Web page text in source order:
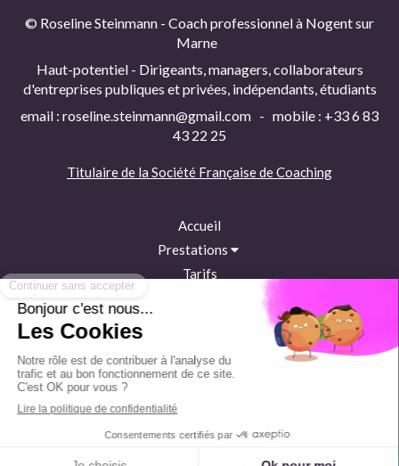
© Roseline Steinmann - Coach professionnel à Nogent sur
Marne
Haut-potentiel - Dirigeants, managers, collaborateurs
d'entreprises publiques et privées, indépendants, étudiants
email : roseline.steinmann@gmail.com - mobile : +33 6 83
43 22 25
Titulaire de la Société Française de Coaching
Accueil
Prestations
Tarifs
Plan du site
Mentions légales